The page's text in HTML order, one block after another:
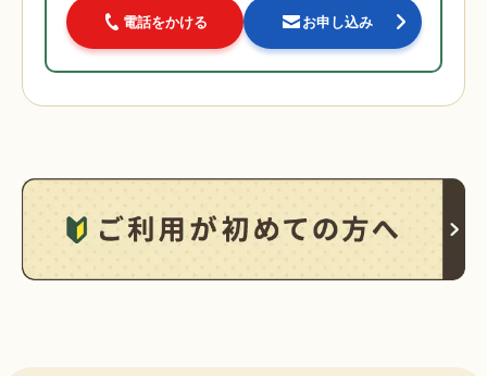
電話をかける お申し込み